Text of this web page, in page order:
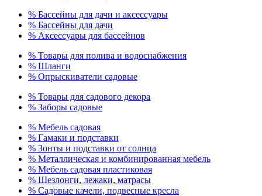
% Бассейны для дачи и аксессуары
% Бассейны для дачи
% Аксессуары для бассейнов
% Товары для полива и водоснабжения
% Шланги
% Опрыскиватели садовые
% Товары для садового декора
% Заборы садовые
% Мебель садовая
% Гамаки и подставки
% Зонты и подставки от солнца
% Металлическая и комбинированная мебель
% Мебель садовая пластиковая
% Шезлонги, лежаки, матрасы
% Садовые качели, подвесные кресла